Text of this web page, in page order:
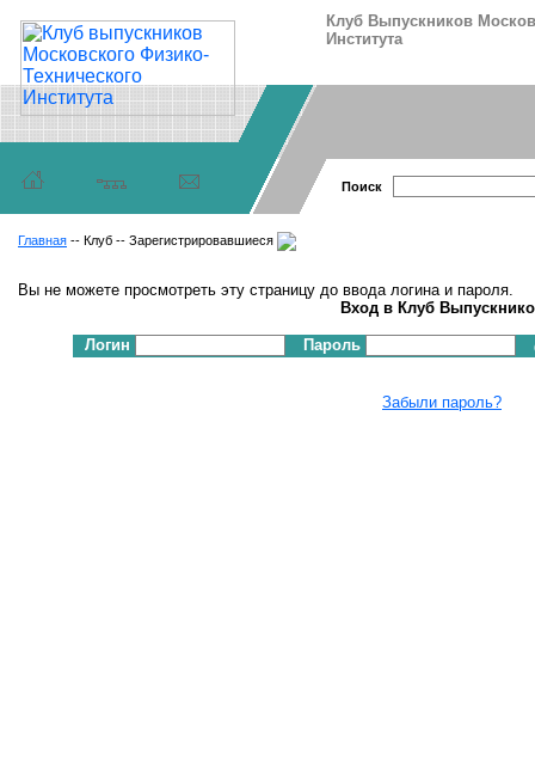
Клуб Выпускников
Института
Поиск
Главная -- Клуб -- Зарегистрировавшиеся
Вы не можете просмотреть эту страницу до ввода логина и пароля.
Вход в Клуб
Логин Пароль
Забыли пароль?